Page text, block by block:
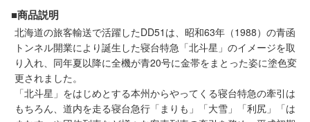
ご注文方法
ヘルプページ
お問い合せ
■商品説明
北海道の旅客輸送で活躍したDD51は、昭和63年（1988）の青函
トンネル開業により誕生した寝台特急「北斗星」のイメージを取
り入れ、同年夏以降に全機が青20号に金帯をまとった姿に塗色変
更されました。
「北斗星」をはじめとする本州からやってくる寝台特急の牽引は
もちろん、道内を走る寝台急行「まりも」「大雪」「利尻」「は